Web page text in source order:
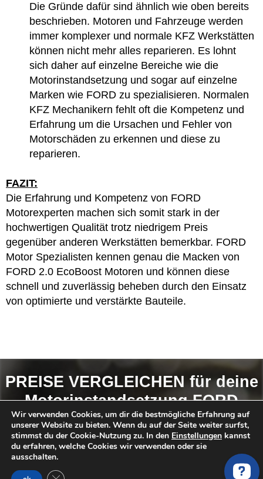
Die Gründe dafür sind ähnlich wie oben bereits
beschrieben. Motoren und Fahrzeuge werden
immer komplexer und normale KFZ Werkstätten
können nicht mehr alles reparieren. Es lohnt
sich daher auf einzelne Bereiche wie die
Motorinstandsetzung und sogar auf einzelne
Marken wie FORD zu spezialisieren. Normalen
KFZ Mechanikern fehlt oft die Kompetenz und
Erfahrung um die Ursachen und Fehler von
Motorschäden zu erkennen und diese zu
reparieren.
FAZIT:
Die Erfahrung und Kompetenz von FORD
Motorexperten machen sich somit stark in der
hochwertigen Qualität trotz niedrigem Preis
gegenüber anderen Werkstätten bemerkbar. FORD
Motor Spezialisten kennen genau die Macken von
FORD 2.0 EcoBoost Motoren und können diese
schnell und zuverlässig beheben durch den Einsatz
von optimierte und verstärkte Bauteile.
PREISE VERGLEICHEN für deine
Motorinstandsetzung FORD
MONDEO 5 Schrägheck CE 2.0
EcoBoost
So findest du das BESTE ANGEBOT :
Wir verwenden Cookies, um dir die bestmögliche Erfahrung auf
unserer Website zu bieten. Wenn du auf der Seite weiter surfst,
stimmst du der Cookie-Nutzung zu. In den Einstellungen kannst
du erfahren, welche Cookies wir verwenden oder sie
ausschalten.
GDPR Cookie-Banner schließen